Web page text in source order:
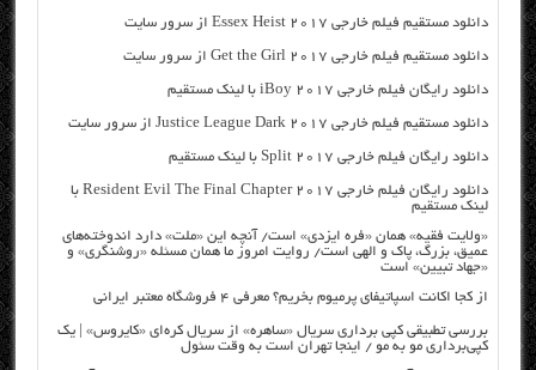
دانلود مستقیم فیلم خارجی Essex Heist 2017 از سرور سایت
دانلود مستقیم فیلم خارجی Get the Girl 2017 از سرور سایت
دانلود رایگان فیلم خارجی iBoy 2017 با لینک مستقیم
دانلود مستقیم فیلم خارجی Justice League Dark 2017 از سرور سایت
دانلود رایگان فیلم خارجی Split 2017 با لینک مستقیم
دانلود رایگان فیلم خارجی Resident Evil The Final Chapter 2017 با
لینک مستقیم
«ولایت فقیه» همان «فره ایزدی» است/ آنچه این «ملت» دارد اندوخته‌های
عمیق، بزرگ، پاک و الهی است/ روایت امروز ما همان مسئله «روشنگری» و
«جهاد تبیین» است
از کجا اکانت اسپاتیفای پرمیوم بخریم؟ معرفی ۴ فروشگاه معتبر ایرانی
بررسی تطبیقی کپی برداری سریال «ساهره» از سریال کره‌ای «کایروس» | یک
کپی‌برداری مو به مو / اینجا تهران است به وقت سئول